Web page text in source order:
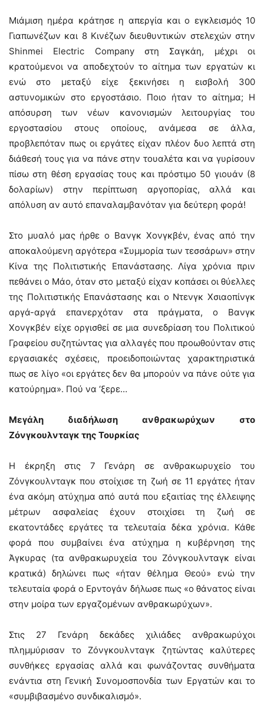
Μιάμιση ημέρα κράτησε η απεργία και ο εγκλεισμός 10
Γιαπωνέζων και 8 Κινέζων διευθυντικών στελεχών στην
Shinmei Electric Company στη Σαγκάη, μέχρι οι
κρατούμενοι να αποδεχτούν το αίτημα των εργατών κι
ενώ στο μεταξύ είχε ξεκινήσει η εισβολή 300
αστυνομικών στο εργοστάσιο. Ποιο ήταν το αίτημα; Η
απόσυρση των νέων κανονισμών λειτουργίας του
εργοστασίου στους οποίους, ανάμεσα σε άλλα,
προβλεπόταν πως οι εργάτες είχαν πλέον δυο λεπτά στη
διάθεσή τους για να πάνε στην τουαλέτα και να γυρίσουν
πίσω στη θέση εργασίας τους και πρόστιμο 50 γιουάν (8
δολαρίων) στην περίπτωση αργοπορίας, αλλά και
απόλυση αν αυτό επαναλαμβανόταν για δεύτερη φορά!
Στο μυαλό μας ήρθε ο Βανγκ Χονγκβέν, ένας από την
αποκαλούμενη αργότερα «Συμμορία των τεσσάρων» στην
Κίνα της Πολιτιστικής Επανάστασης. Λίγα χρόνια πριν
πεθάνει ο Μάο, όταν στο μεταξύ είχαν κοπάσει οι θύελλες
της Πολιτιστικής Επανάστασης και ο Ντενγκ Χσιαοπίνγκ
αργά-αργά επανερχόταν στα πράγματα, ο Βανγκ
Χονγκβέν είχε οργισθεί σε μια συνεδρίαση του Πολιτικού
Γραφείου συζητώντας για αλλαγές που προωθούνταν στις
εργασιακές σχέσεις, προειδοποιώντας χαρακτηριστικά
πως σε λίγο «οι εργάτες δεν θα μπορούν να πάνε ούτε για
κατούρημα». Πού να ‘ξερε…
Μεγάλη διαδήλωση ανθρακωρύχων στο
Ζόνγκουλνταγκ της Τουρκίας
Η έκρηξη στις 7 Γενάρη σε ανθρακωρυχείο του
Ζόνγκουλνταγκ που στοίχισε τη ζωή σε 11 εργάτες ήταν
ένα ακόμη ατύχημα από αυτά που εξαιτίας της έλλειψης
μέτρων ασφαλείας έχουν στοιχίσει τη ζωή σε
εκατοντάδες εργάτες τα τελευταία δέκα χρόνια. Κάθε
φορά που συμβαίνει ένα ατύχημα η κυβέρνηση της
Άγκυρας (τα ανθρακωρυχεία του Ζόνγκουλνταγκ είναι
κρατικά) δηλώνει πως «ήταν θέλημα Θεού» ενώ την
τελευταία φορά ο Ερντογάν δήλωσε πως «ο θάνατος είναι
στην μοίρα των εργαζομένων ανθρακωρύχων».
Στις 27 Γενάρη δεκάδες χιλιάδες ανθρακωρύχοι
πλημμύρισαν το Ζόνγκουλνταγκ ζητώντας καλύτερες
συνθήκες εργασίας αλλά και φωνάζοντας συνθήματα
ενάντια στη Γενική Συνομοσπονδία των Εργατών και το
«συμβιβασμένο συνδικαλισμό».